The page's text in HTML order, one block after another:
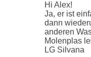
Hi Alex!
Ja, er ist
dann
anderen
Molenplas
LG Silvana